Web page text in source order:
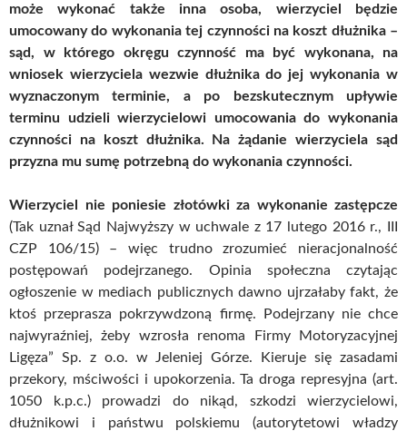
może wykonać także inna osoba, wierzyciel będzie
umocowany do wykonania tej czynności na koszt dłużnika –
sąd, w którego okręgu czynność ma być wykonana, na
wniosek wierzyciela wezwie dłużnika do jej wykonania w
wyznaczonym terminie, a po bezskutecznym upływie
terminu udzieli wierzycielowi umocowania do wykonania
czynności na koszt dłużnika. Na żądanie wierzyciela sąd
przyzna mu sumę potrzebną do wykonania czynności.
Wierzyciel nie poniesie złotówki za wykonanie zastępcze
(Tak uznał Sąd Najwyższy w uchwale z 17 lutego 2016 r., III
CZP 106/15) – więc trudno zrozumieć nieracjonalność
postępowań podejrzanego. Opinia społeczna czytając
ogłoszenie w mediach publicznych dawno ujrzałaby fakt, że
ktoś przeprasza pokrzywdzoną firmę. Podejrzany nie chce
najwyraźniej, żeby wzrosła renoma Firmy Motoryzacyjnej
Ligęza” Sp. z o.o. w Jeleniej Górze. Kieruje się zasadami
przekory, mściwości i upokorzenia. Ta droga represyjna (art.
1050 k.p.c.) prowadzi do nikąd, szkodzi wierzycielowi,
dłużnikowi i państwu polskiemu (autorytetowi władzy